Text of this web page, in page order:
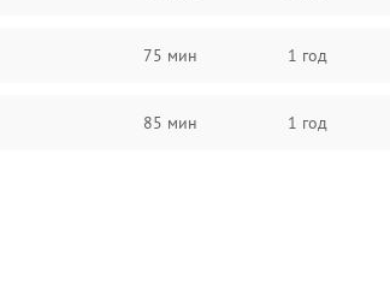
75 мин 1 год
85 мин 1 год